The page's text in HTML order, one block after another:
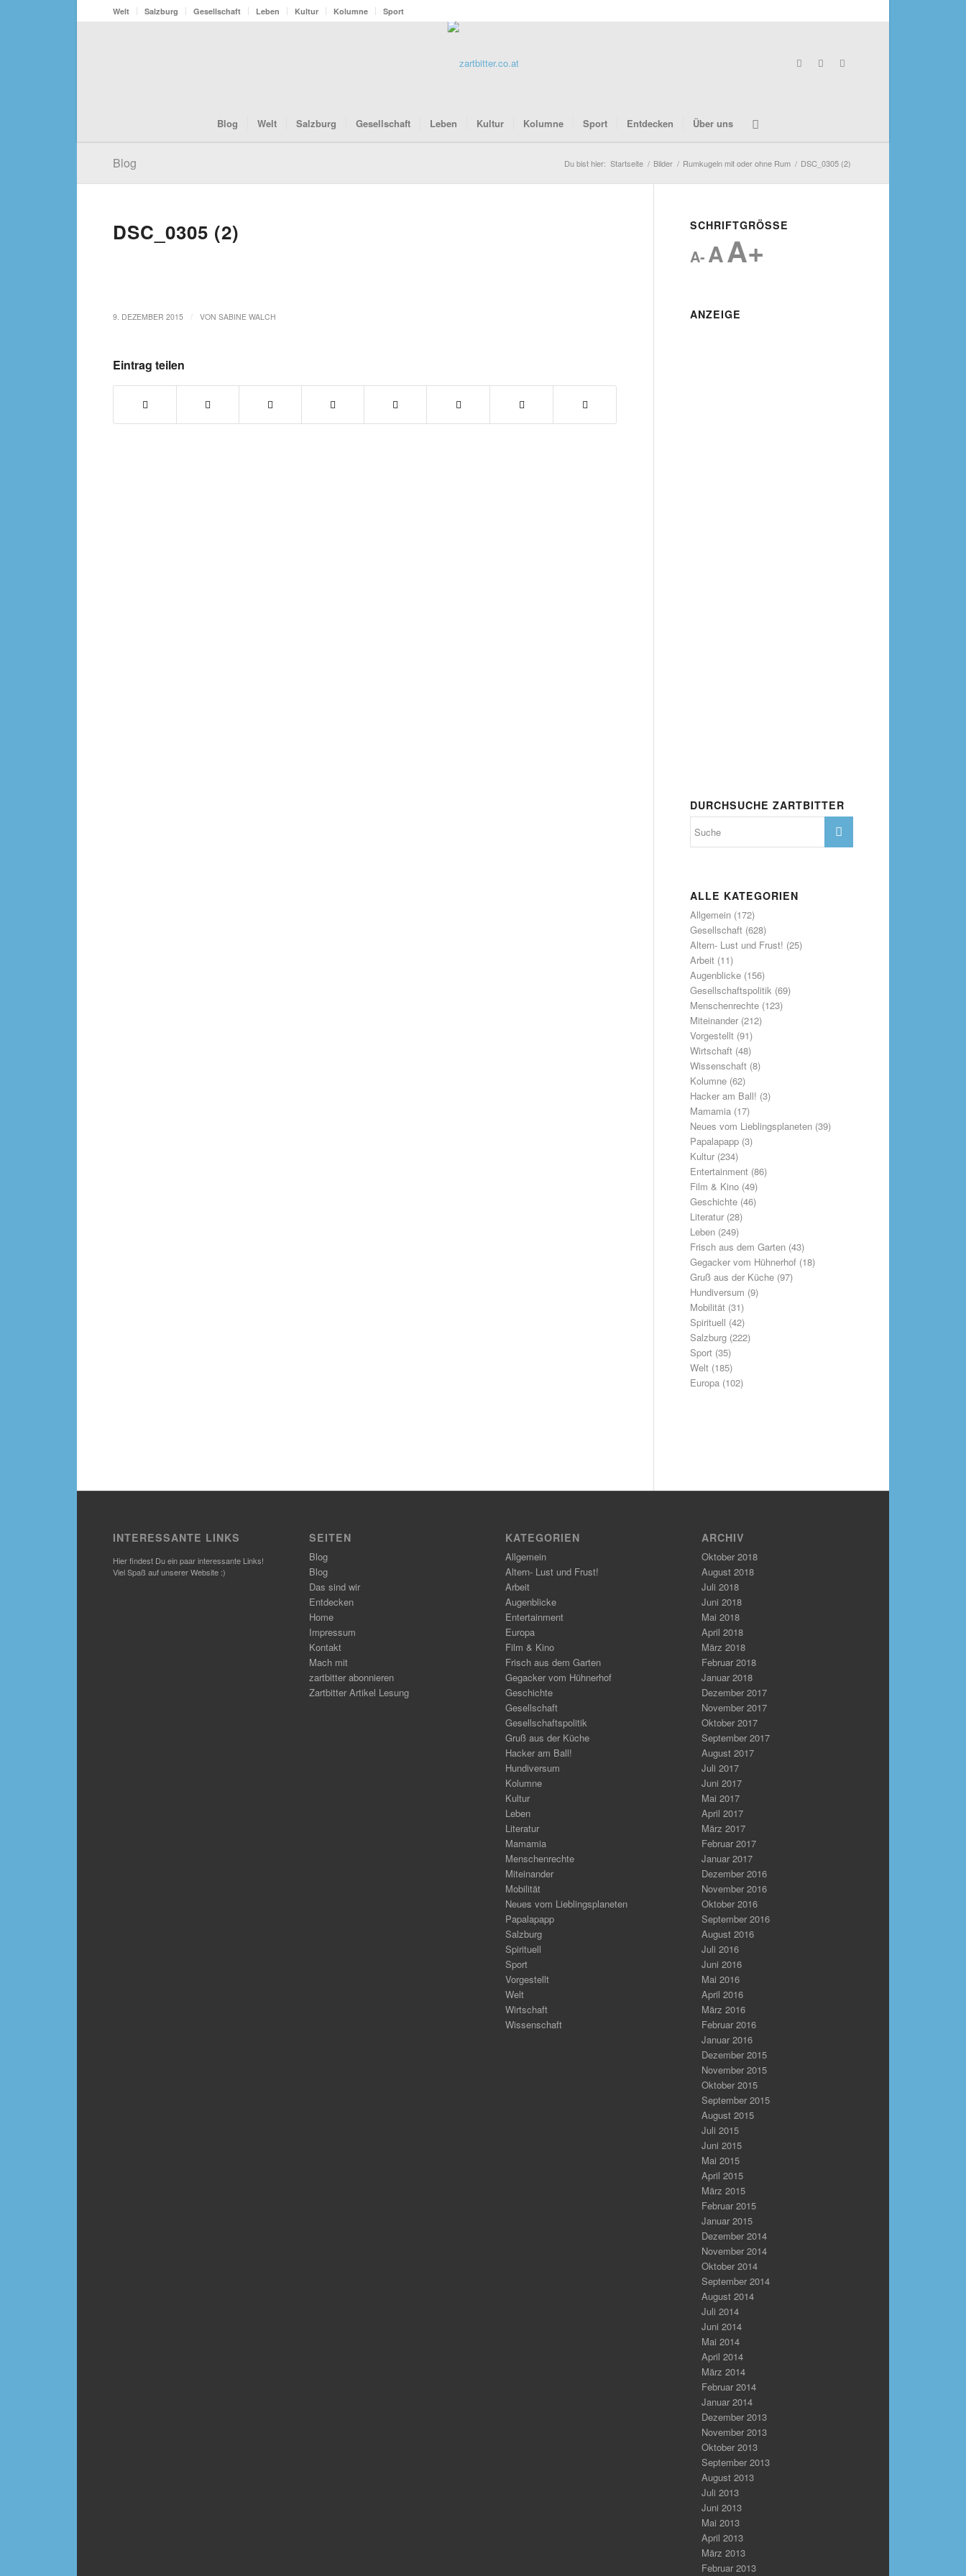
Welt Salzburg Gesellschaft Leben Kultur Kolumne Sport
Blog Welt Salzburg Gesellschaft Leben Kultur Kolumne Sport Entdecken Über uns
Blog Du bist hier: Startseite / Bilder / Rumkugeln mit oder ohne Rum / DSC_0305 (2)
DSC_0305 (2)
9. DEZEMBER 2015 VON SABINE WALCH
Eintrag teilen
SCHRIFTGRÖSSE
A- AA+
ANZEIGE
DURCHSUCHE ZARTBITTER
ALLE KATEGORIEN
Allgemein(172)
Gesellschaft(628)
Altern- Lust und Frust! (25)
Arbeit(11)
Augenblicke(156)
Gesellschaftspolitik(69)
Menschenrechte(123)
Miteinander(212)
Vorgestellt(91)
Wirtschaft(48)
Wissenschaft(8)
Kolumne(62)
Hacker am Ball! (3)
Mamamia(17)
Neues vom Lieblingsplaneten(39)
Papalapapp(3)
Kultur(234)
Entertainment(86)
Film & Kino(49)
Geschichte(46)
Literatur(28)
Leben(249)
Frisch aus dem Garten(43)
Gegacker vom Hühnerhof(18)
Gruß aus der Küche(97)
Hundiversum (9)
Mobilität(31)
Spirituell (42)
Salzburg(222)
Sport(35)
Welt(185)
Europa(102)
INTERESSANTE LINKS
Hier findest Du ein paar interessante Links!
Viel Spaß auf unserer Website :)
SEITEN
Blog
Blog
Das sind wir
Entdecken
Home
Impressum
Kontakt
Mach mit
zartbitter abonnieren
Zartbitter Artikel Lesung
KATEGORIEN
Allgemein
Altern- Lust und Frust!
Arbeit
Augenblicke
Entertainment
Europa
Film & Kino
Frisch aus dem Garten
Gegacker vom Hühnerhof
Geschichte
Gesellschaft
Gesellschaftspolitik
Gruß aus der Küche
Hacker am Ball!
Hundiversum
Kolumne
Kultur
Leben
Literatur
Mamamia
Menschenrechte
Miteinander
Mobilität
Neues vom Lieblingsplaneten
Papalapapp
Salzburg
Spirituell
Sport
Vorgestellt
Welt
Wirtschaft
Wissenschaft
ARCHIV
Oktober 2018
August 2018
Juli 2018
Juni 2018
Mai 2018
April 2018
März 2018
Februar 2018
Januar 2018
Dezember 2017
November 2017
Oktober 2017
September 2017
August 2017
Juli 2017
Juni 2017
Mai 2017
April 2017
März 2017
Februar 2017
Januar 2017
Dezember 2016
November 2016
Oktober 2016
September 2016
August 2016
Juli 2016
Juni 2016
Mai 2016
April 2016
März 2016
Februar 2016
Januar 2016
Dezember 2015
November 2015
Oktober 2015
September 2015
August 2015
Juli 2015
Juni 2015
Mai 2015
April 2015
März 2015
Februar 2015
Januar 2015
Dezember 2014
November 2014
Oktober 2014
September 2014
August 2014
Juli 2014
Juni 2014
Mai 2014
April 2014
März 2014
Februar 2014
Januar 2014
Dezember 2013
November 2013
Oktober 2013
September 2013
August 2013
Juli 2013
Juni 2013
Mai 2013
April 2013
März 2013
Februar 2013